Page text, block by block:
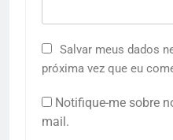
Salvar meus dados
próxima vez que eu
Notifique-me sobre
mail.